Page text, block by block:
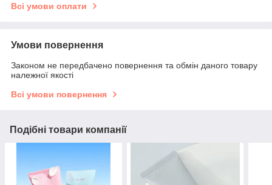
Всі умови оплати
Умови повернення
Законом не передбачено повернення та обмін даного товару
належної якості
Всі умови повернення
Подібні товари компанії